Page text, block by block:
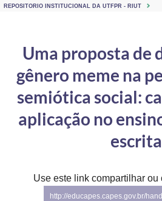
Ministério do Turismo
Controladoria-Geral da União
Ministério da Mulher, da Família e dos Direitos
Secretaria-Geral
Advocacia-Geral da União
REPOSITORIO INSTITUCIONAL DA UTFPR - RIUT
Uma proposta de
gênero meme na
semiótica social:
aplicação no
escrita
Use este link compartilhar ou
http://educapes.capes.gov.br/